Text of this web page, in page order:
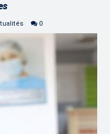
0